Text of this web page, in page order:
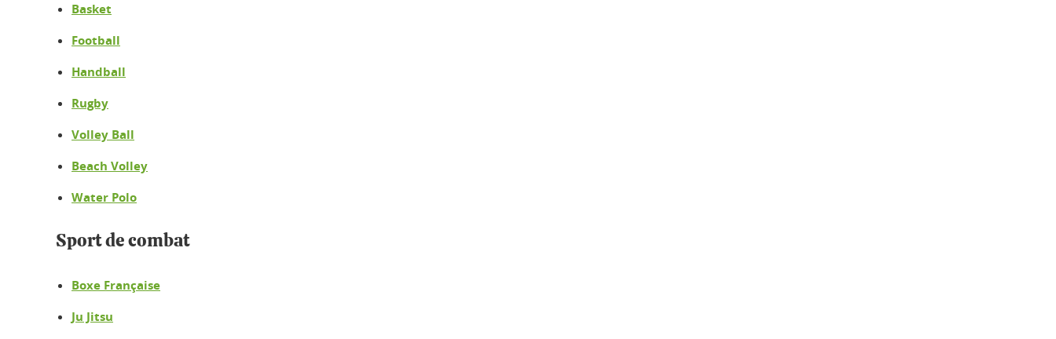
Basket
Football
Handball
Rugby
Volley Ball
Beach Volley
Water Polo
Sport de combat
Boxe Française
Ju Jitsu